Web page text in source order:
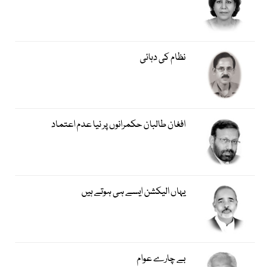
نظام کی دہائی
افغان طالبان حکمرانوں پر نیا عدم اعتماد
یہاں الیکشن ایسے ہی ہوتے ہیں
بے چارے عوام